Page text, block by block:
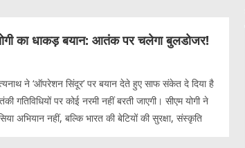
का धाकड़ बयान: आतंक पर चलेगा बुलडोजर!
ने ‘ऑपरेशन सिंदूर’ पर बयान देते हुए साफ संकेत दे दिया है
पर कोई नरमी नहीं बरती जाएगी। सीएम योगी ने
अभियान नहीं, बल्कि भारत की बेटियों की सुरक्षा, संस्कृति